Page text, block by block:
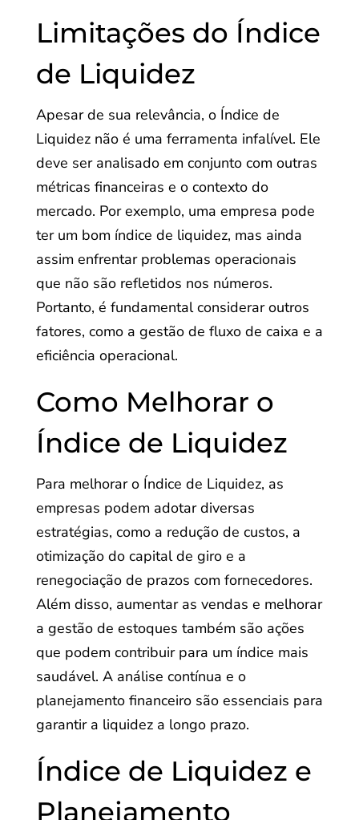
Limitações do Índice
de Liquidez
Apesar de sua relevância, o Índice de
Liquidez não é uma ferramenta infalível. Ele
deve ser analisado em conjunto com outras
métricas financeiras e o contexto do
mercado. Por exemplo, uma empresa pode
ter um bom índice de liquidez, mas ainda
assim enfrentar problemas operacionais
que não são refletidos nos números.
Portanto, é fundamental considerar outros
fatores, como a gestão de fluxo de caixa e a
eficiência operacional.
Como Melhorar o
Índice de Liquidez
Para melhorar o Índice de Liquidez, as
empresas podem adotar diversas
estratégias, como a redução de custos, a
otimização do capital de giro e a
renegociação de prazos com fornecedores.
Além disso, aumentar as vendas e melhorar
a gestão de estoques também são ações
que podem contribuir para um índice mais
saudável. A análise contínua e o
planejamento financeiro são essenciais para
garantir a liquidez a longo prazo.
Índice de Liquidez e
Planejamento